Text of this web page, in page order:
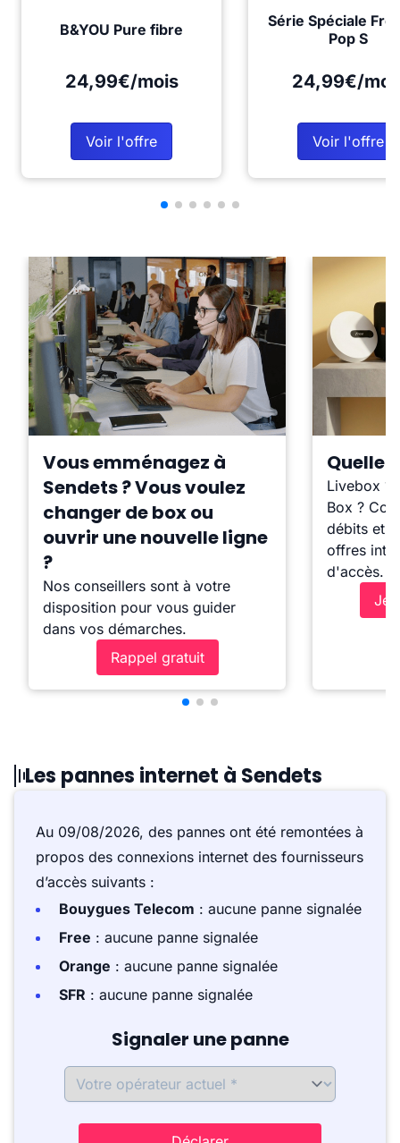
B&YOU Pure fibre
24,99€/mois
Voir l'offre
Série Spéciale
Pop S
24,99€/
Voir l'offre
Vous emménagez à
Sendets ? Vous voulez
changer de box ou
ouvrir une nouvelle ligne
?
Nos conseillers sont à votre
disposition pour vous guider
dans vos démarches.
Rappel gratuit
Quelle
Livebox ?
Box ?
débits et
offres
d'accès.
Je
Les pannes internet à Sendets
Au 09/08/2026, des pannes ont été remontées à
propos des connexions internet des fournisseurs
d’accès suivants :
Bouygues Telecom : aucune panne signalée
Free : aucune panne signalée
Orange : aucune panne signalée
SFR : aucune panne signalée
Signaler une panne